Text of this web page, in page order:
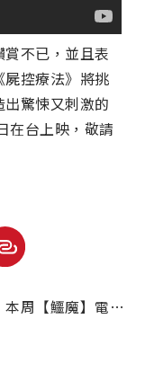
不已，並且表
控療法》將挑
驚悚又刺激的
在台上映，敬請
魔】電視驚悚首播